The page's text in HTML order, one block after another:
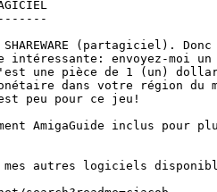
SHAREWARE (partagiciel).
envoyez-moi
une pièce de 1 (un)
dans votre région du
peu pour ce jeu!
AmigaGuide inclus pour
mes autres logiciels